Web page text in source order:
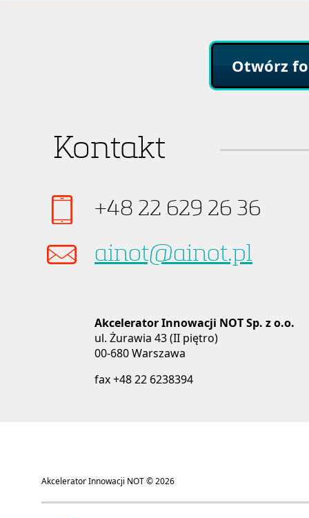
Otwórz
Kontakt
+48 22 629 26 36
ainot@ainot.pl
Akcelerator Innowacji NOT Sp. z o.o.
ul. Żurawia 43 (II piętro)
00-680 Warszawa
fax +48 22 6238394
Akcelerator Innowacji NOT © 2026